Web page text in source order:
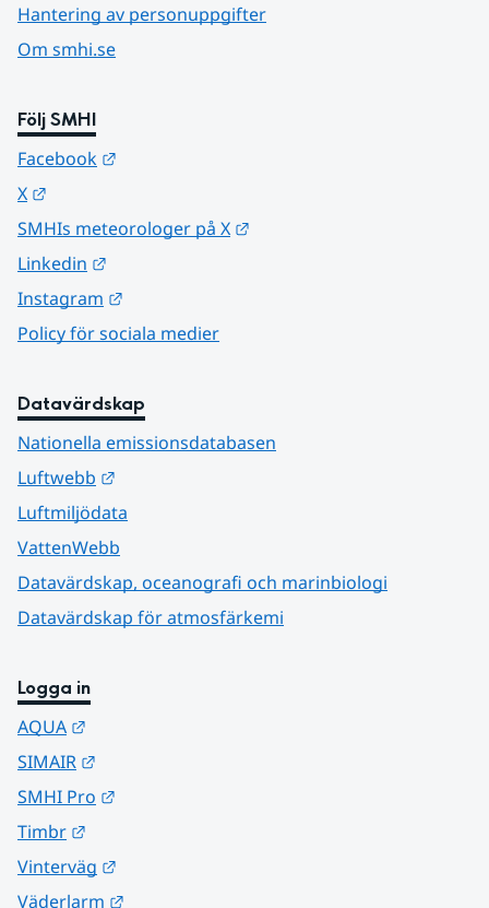
Hantering av personuppgifter
Om smhi.se
Följ SMHI
Facebook
X
SMHIs meteorologer på X
Linkedin
Instagram
Policy för sociala medier
Datavärdskap
Nationella emissionsdatabasen
Luftwebb
Luftmiljödata
VattenWebb
Datavärdskap, oceanografi och marinbiologi
Datavärdskap för atmosfärkemi
Logga in
AQUA
SIMAIR
SMHI Pro
Timbr
Vinterväg
Väderlarm